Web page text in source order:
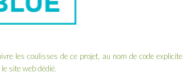
les coulisses de ce projet, au nom de code explicite
le site web dédié.